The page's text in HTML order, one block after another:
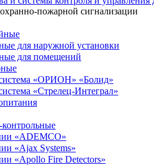
пожарной сигнализации
для наружной установки
для помещений
«ОРИОН» «Болид»
«Стрелец-Интеграл»
«ADEMCO»
«Ajax Systems»
«Apollo Fire Detectors»